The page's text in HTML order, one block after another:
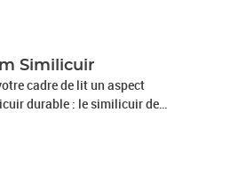
Similicuir
cadre de lit un aspect
durable : le similicuir de
aux taches, ce qui le
et stables : les pieds